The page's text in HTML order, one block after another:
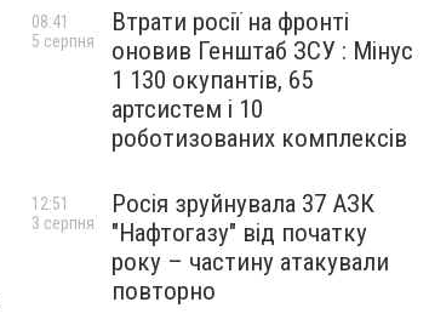
Втрати росії на фронті
оновив Генштаб ЗСУ : Мінус
1 130 окупантів, 65
артсистем і 10
роботизованих комплексів
08:41
5 серпня
Росія зруйнувала 37 АЗК
"Нафтогазу" від початку
року – частину атакували
повторно
12:51
3 серпня